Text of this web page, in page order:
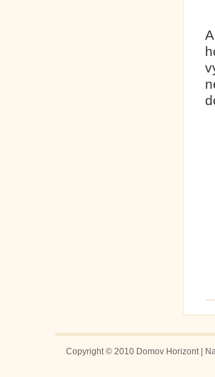
Copyright © 2010 Domov Horizont |